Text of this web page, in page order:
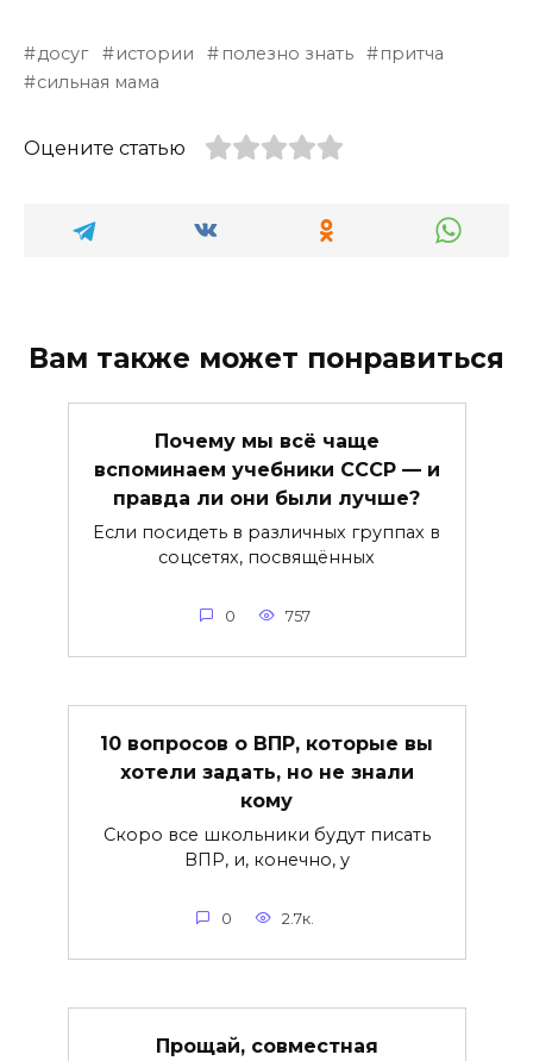
досуг истории полезно знать
притча
сильная мама
Оцените статью
Вам также может понравиться
Почему мы всё чаще
вспоминаем учебники СССР — и
правда ли они были лучше?
Если посидеть в различных группах в
соцсетях, посвящённых
0 757
10 вопросов о ВПР, которые вы
хотели задать, но не знали
кому
Скоро все школьники будут писать
ВПР, и, конечно, у
0 2.7к.
Прощай, совместная